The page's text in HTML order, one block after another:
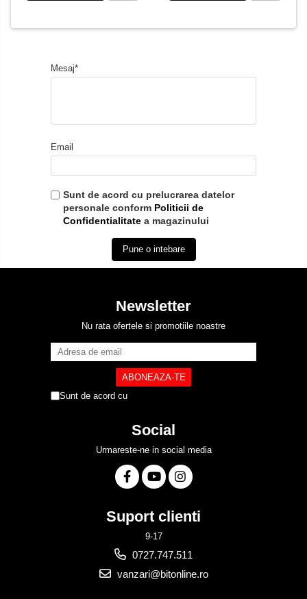
Mesaj*
Email
Sunt de acord cu prelucrarea datelor
personale conform Politicii de
Confidentialitate a magazinului
Pune o intebare
Newsletter
Nu rata ofertele si promotiile noastre
Sunt de acord cu
Social
Urmareste-ne in social media
Suport clienti
9-17
0727.747.511
vanzari@bitonline.ro